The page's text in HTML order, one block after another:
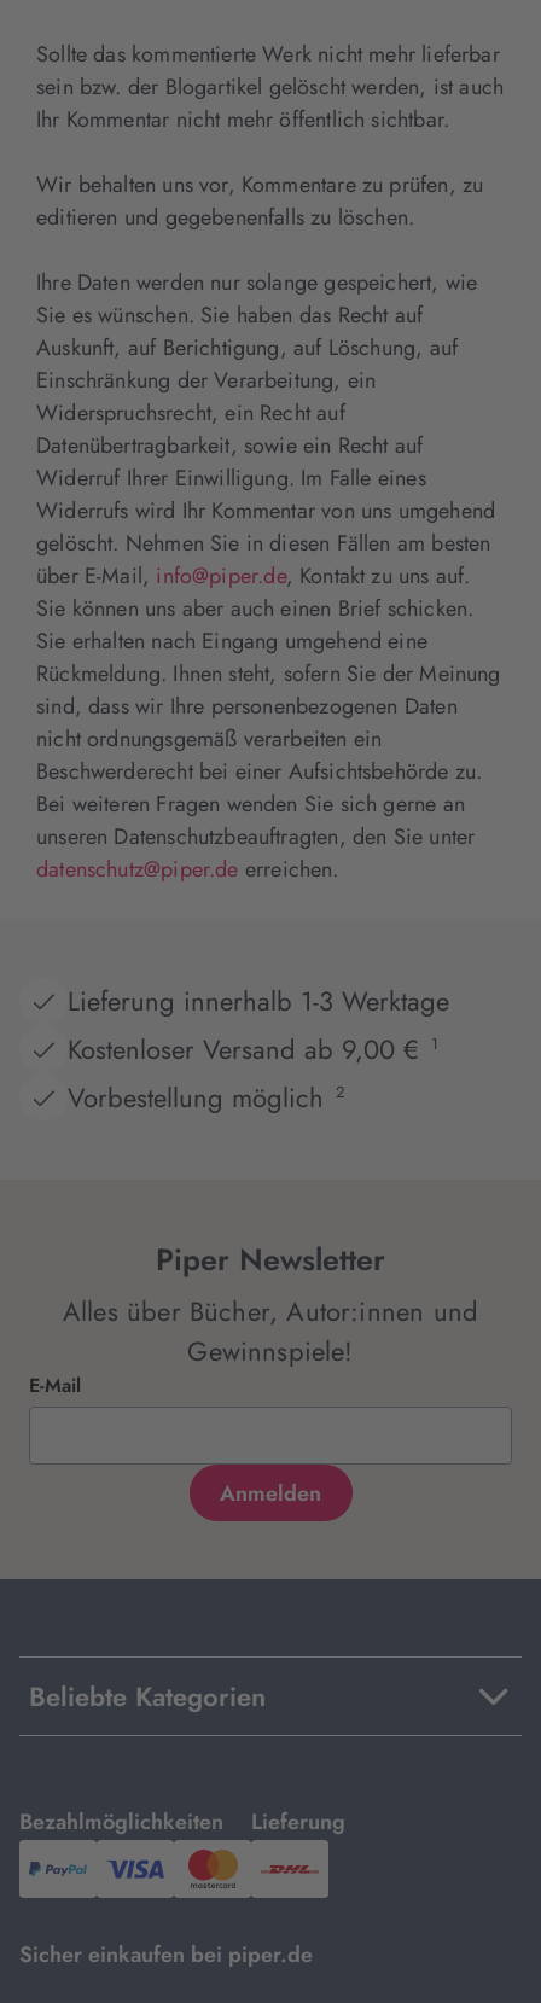
Sollte das kommentierte Werk nicht mehr lieferbar
sein bzw. der Blogartikel gelöscht werden, ist auch
Ihr Kommentar nicht mehr öffentlich sichtbar.
Wir behalten uns vor, Kommentare zu prüfen, zu
editieren und gegebenenfalls zu löschen.
Ihre Daten werden nur solange gespeichert, wie
Sie es wünschen. Sie haben das Recht auf
Auskunft, auf Berichtigung, auf Löschung, auf
Einschränkung der Verarbeitung, ein
Widerspruchsrecht, ein Recht auf
Datenübertragbarkeit, sowie ein Recht auf
Widerruf Ihrer Einwilligung. Im Falle eines
Widerrufs wird Ihr Kommentar von uns umgehend
gelöscht. Nehmen Sie in diesen Fällen am besten
über E-Mail, info@piper.de, Kontakt zu uns auf.
Sie können uns aber auch einen Brief schicken.
Sie erhalten nach Eingang umgehend eine
Rückmeldung. Ihnen steht, sofern Sie der Meinung
sind, dass wir Ihre personenbezogenen Daten
nicht ordnungsgemäß verarbeiten ein
Beschwerderecht bei einer Aufsichtsbehörde zu.
Bei weiteren Fragen wenden Sie sich gerne an
unseren Datenschutzbeauftragten, den Sie unter
datenschutz@piper.de erreichen.
Lieferung innerhalb 1-3 Werktage
Kostenloser Versand ab 9,00 €
1
Vorbestellung möglich 2
Piper Newsletter
Alles über Bücher, Autor:innen und
Gewinnspiele!
E-Mail
Beliebte Kategorien
Bezahlmöglichkeiten
mit
PayPal,Visa
und
Lieferung
mit
DHL.
Sicher einkaufen bei piper.de